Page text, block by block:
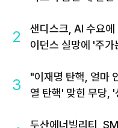
2
샌디스크, AI 수요
이던스 실망에 '주가
3
"이재명 탄핵, 얼마
열 탄핵' 맞힌 무당,
두산에너빌리티,